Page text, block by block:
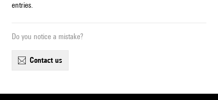
entries.
Do you notice a mistake?
contact us